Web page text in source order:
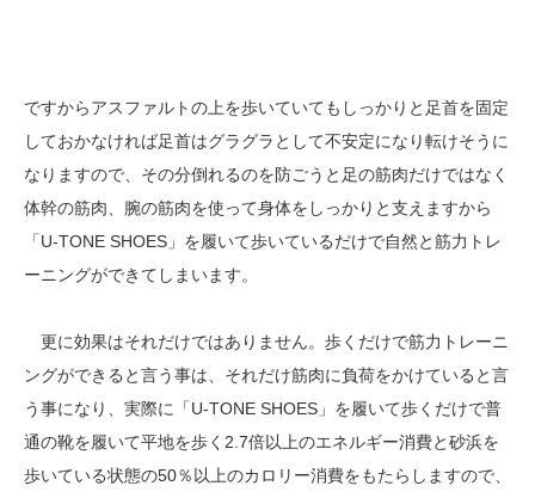
ですからアスファルトの上を歩いていてもしっかりと足首を固定
しておかなければ足首はグラグラとして不安定になり転けそうに
なりますので、その分倒れるのを防ごうと足の筋肉だけではなく
体幹の筋肉、腕の筋肉を使って身体をしっかりと支えますから
「U-TONE SHOES」を履いて歩いているだけで自然と筋力トレ
ーニングができてしまいます。
更に効果はそれだけではありません。歩くだけで筋力トレーニ
ングができると言う事は、それだけ筋肉に負荷をかけていると言
う事になり、実際に「U-TONE SHOES」を履いて歩くだけで普
通の靴を履いて平地を歩く2.7倍以上のエネルギー消費と砂浜を
歩いている状態の50％以上のカロリー消費をもたらしますので、